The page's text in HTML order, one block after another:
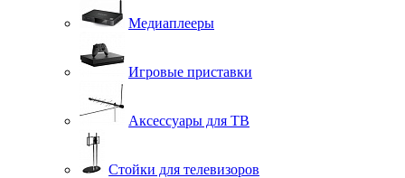
Медиаплееры
Игровые приставки
Аксессуары для ТВ
Стойки для телевизоров